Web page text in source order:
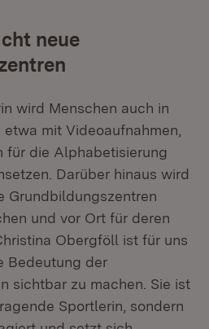
neue
wird Menschen auch in
mit Videoaufnahmen,
für die Alphabetisierung
Darüber hinaus wird
Grundbildungszentren
und vor Ort für deren
Obergföll ist für uns
Bedeutung der
sichtbar zu machen. Sie ist
Sportlerin, sondern